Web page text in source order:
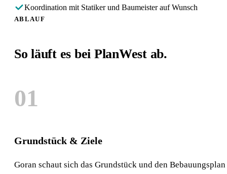
Koordination mit Statiker und Baumeister auf Wunsch
ABLAUF
So läuft es bei PlanWest ab.
01
Grundstück & Ziele
Goran schaut sich das Grundstück und den Bebauungsplan